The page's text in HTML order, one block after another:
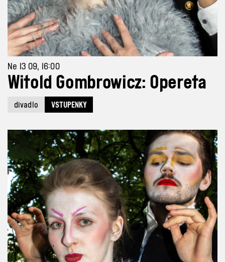
Ne 13 09, 16:00
Witold Gombrowicz: Opereta
divadlo VSTUPENKY